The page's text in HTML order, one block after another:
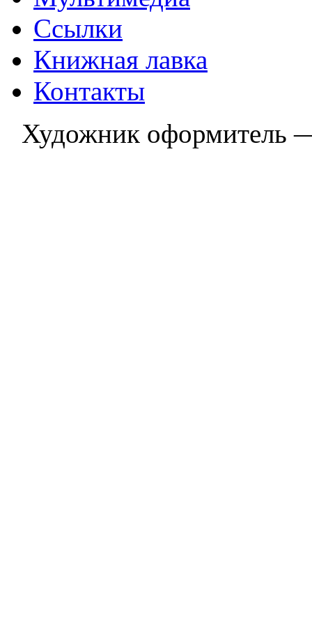
Ссылки
Книжная лавка
Контакты
Художник оформитель